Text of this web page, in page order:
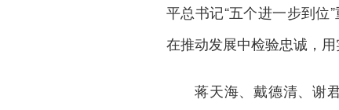
平总书记“五个进一步到位
在推动发展中检验忠诚，
蒋天海、戴德清、谢